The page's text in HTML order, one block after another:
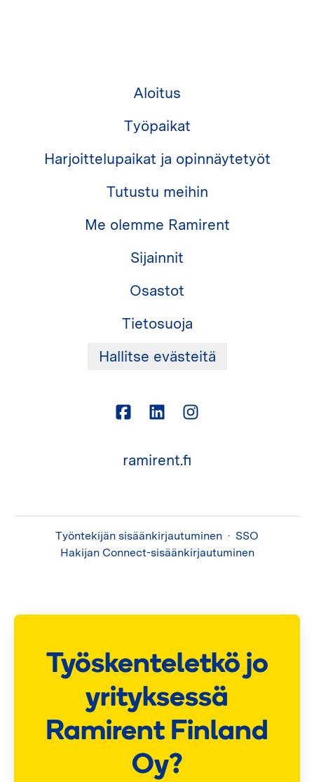
Aloitus
Työpaikat
Harjoittelupaikat ja opinnäytetyöt
Tutustu meihin
Me olemme Ramirent
Sijainnit
Osastot
Tietosuoja
Hallitse evästeitä
ramirent.fi
Työntekijän sisäänkirjautuminen · SSO
Hakijan Connect-sisäänkirjautuminen
Työskenteletkö jo
yrityksessä
Ramirent Finland
Oy?